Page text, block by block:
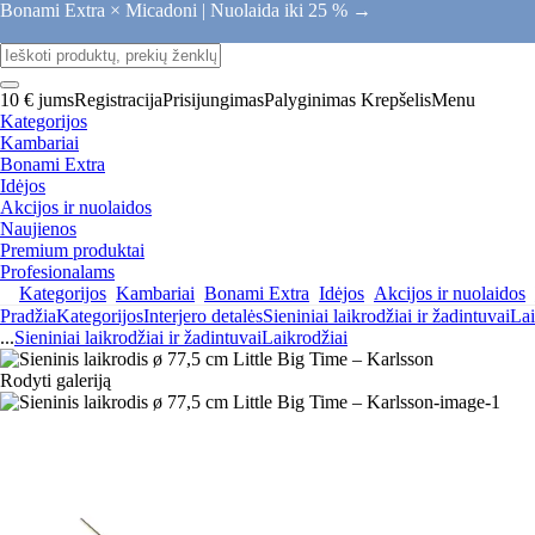
Bonami Extra × Micadoni | Nuolaida iki 25 % →
10 € jumsRegistracijaPrisijungimasPalyginimas KrepšelisMenu
Kategorijos
Kambariai
Bonami Extra
Idėjos
Akcijos ir nuolaidos
Naujienos
Premium produktai
Profesionalams
Kategorijos Kambariai Bonami Extra Idėjos Akcijos ir nuolaidos
PradžiaKategorijosInterjero detalėsSieniniai laikrodžiai ir žadintuvai
...Sieniniai laikrodžiai ir žadintuvaiLaikrodžiai
Rodyti galeriją